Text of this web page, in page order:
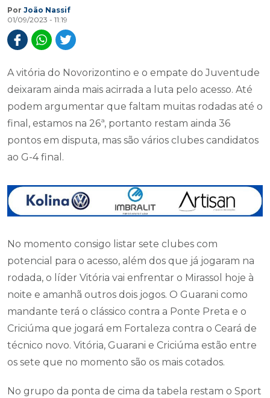
Por João Nassif
01/09/2023 - 11:19
A vitória do Novorizontino e o empate do Juventude
deixaram ainda mais acirrada a luta pelo acesso. Até
podem argumentar que faltam muitas rodadas até o
final, estamos na 26ª, portanto restam ainda 36
pontos em disputa, mas são vários clubes candidatos
ao G-4 final.
No momento consigo listar sete clubes com
potencial para o acesso, além dos que já jogaram na
rodada, o líder Vitória vai enfrentar o Mirassol hoje à
noite e amanhã outros dois jogos. O Guarani como
mandante terá o clássico contra a Ponte Preta e o
Criciúma que jogará em Fortaleza contra o Ceará de
técnico novo. Vitória, Guarani e Criciúma estão entre
os sete que no momento são os mais cotados.
No grupo da ponta de cima da tabela restam o Sport